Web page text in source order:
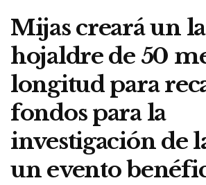
Mijas creará un
hojaldre de 50
longitud para
fondos para la
investigación de
un evento